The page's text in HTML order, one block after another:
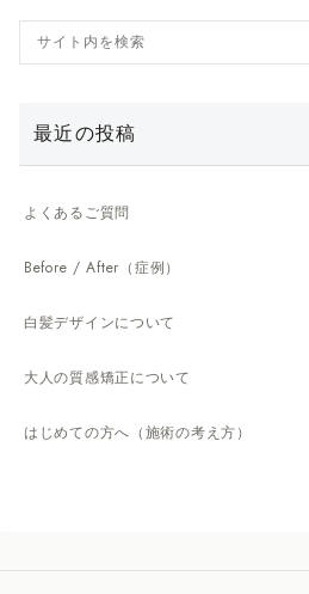
最近の投稿
よくあるご質問
Before / After（症例）
白髪デザインについて
大人の質感矯正について
はじめての方へ（施術の考え方）